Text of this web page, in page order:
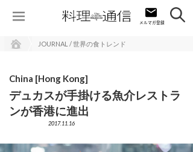
JOURNAL / 世界の食トレンド
China [Hong Kong]
デュカスが手掛ける魚介レストラ
ンが香港に進出
2017.11.16